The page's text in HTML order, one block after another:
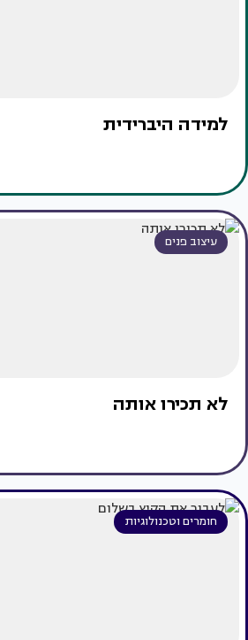
למידה היברידית
עיצוב פנים
לא תכירו אותה
חומרים וטכנולוגיות